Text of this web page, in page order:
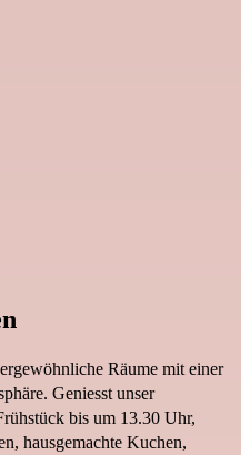
Räume mit einer
Geniesst unser
bis um 13.30 Uhr,
hausgemachte Kuchen,